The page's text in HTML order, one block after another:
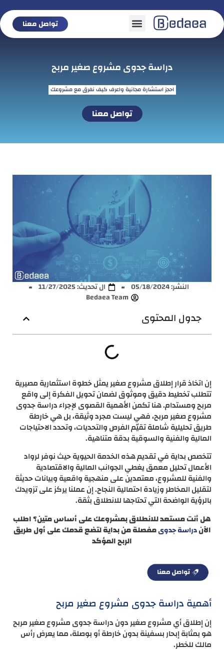
تواصل معنا
دراسة جدوى مشروع صغير مربح
احجز استشارة مجانية واعرف كيف نفرق مع مشروعك
تواصل معنا
النشر:05/18/2024
ال تحديث: 11/27/2025
Bedaea Team
جدول المحتوى
إن اتخاذ قرار إطلاق مشروع صغير يمثل خطوة استثمارية مصيرية
تتطلب تخطيط دقيق وموثوق لضمان تحويل الفكرة إلى واقع
مربح ومستدام. هنا تكمن الأهمية القصوى لإجراء دراسة جدوى
مشروع صغير مربح، فهي ليست مجرد وثيقة، بل هي خارطة
طريق تحليلية شاملة تقيّم الفرص والتحديات، وتحدد الاحتياجات
المالية والفنية والسوقية بدقة متناهية.
تتخصص بداية في تقديم هذه الخدمة الحيوية حيث نوفر لرواد
الأعمال تحليل معمق يغطي الجوانب المالية والاقتصادية
والفنية للمشروع، معتمدين على منهجية واقعية وبيانات حديثة
لتقليل المخاطر وزيادة احتمالية النجاح. إن عملنا يركز على تزويدك
بالرؤية الواضحة التي تحتاجها للانطلاق بثقة.
هل أنت مستعد للانطلاق بمشروعك على أساس متين؟ اطلب
الآندراسة جدوىمفصلة من بداية لتضع قدمك على أول طريق
الربح المؤكد
أهمية دراسة جدوى مشروع صغير مربح
إن إطلاق أي مشروع صغير دون دراسة جدوى مشروع صغير مربح
هو بمثابة إبحار بسفينة بدون خارطة أو بوصلة، مما يعرض رأس
مالك للخطر.